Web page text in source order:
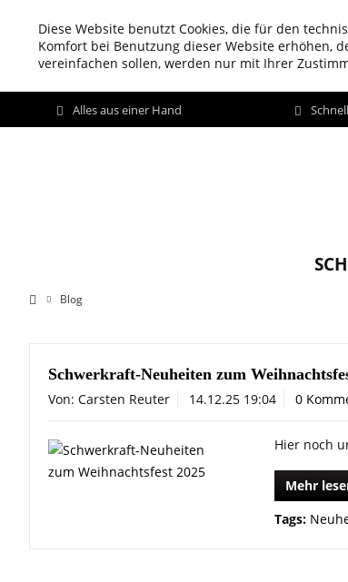
Diese Website benutzt Cookies, die für den
Komfort bei Benutzung dieser Website erhöhen,
vereinfachen sollen, werden nur mit Ihrer
Alles aus einer Hand
Blog
Schwerkraft-Neuheiten zum
Von: Carsten Reuter 14.12.25 19:04 0
Hier noch
Mehr
Tags: